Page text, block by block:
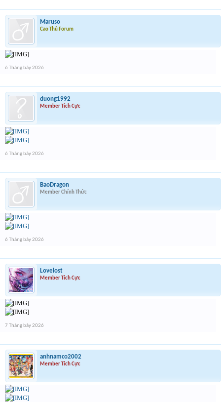
Maruso
Cao Thủ Forum
6 Tháng bảy 2026
duong1992
Member Tích Cực
6 Tháng bảy 2026
BaoDragon
Member Chính Thức
6 Tháng bảy 2026
Lovelost
Member Tích Cực
7 Tháng bảy 2026
anhnamco2002
Member Tích Cực